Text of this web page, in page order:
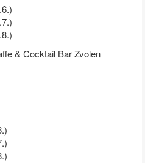
& Cocktail Bar Zvolen